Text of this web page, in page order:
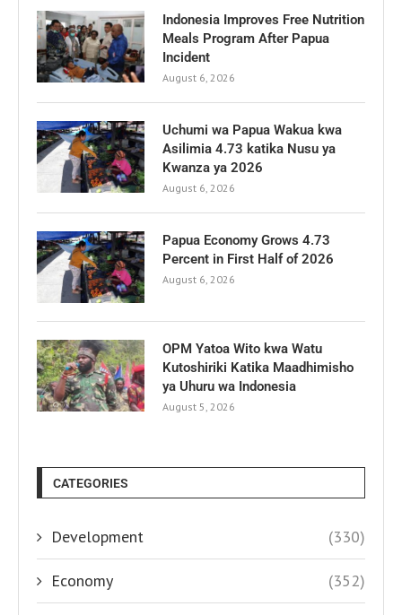
Indonesia Improves Free Nutrition
Meals Program After Papua
Incident
August 6, 2026
Uchumi wa Papua Wakua kwa
Asilimia 4.73 katika Nusu ya
Kwanza ya 2026
August 6, 2026
Papua Economy Grows 4.73
Percent in First Half of 2026
August 6, 2026
OPM Yatoa Wito kwa Watu
Kutoshiriki Katika Maadhimisho
ya Uhuru wa Indonesia
August 5, 2026
CATEGORIES
Development (330)
Economy (352)